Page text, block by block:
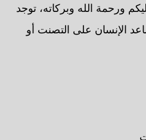
ورحمة الله وبركاته، توجد
الإنسان على التصنت أو